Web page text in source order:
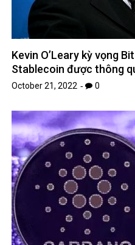
Kevin O’Leary kỳ vọng
Stablecoin được thông
October 21, 2022 0